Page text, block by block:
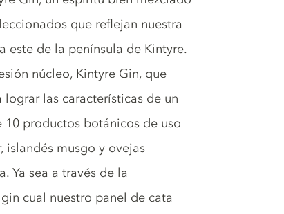
que reflejan nuestra
este de la península de Kintyre.
núcleo, Kintyre Gin, que
las características de un
productos botánicos de uso
islandés musgo y ovejas
Ya sea a través de la
cual nuestro panel de cata